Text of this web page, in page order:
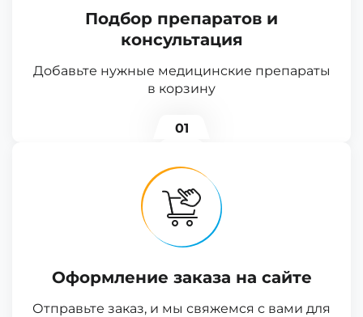
Подбор препаратов и
консультация
Добавьте нужные медицинские препараты
в корзину
01
Оформление заказа на сайте
Отправьте заказ, и мы свяжемся с вами для